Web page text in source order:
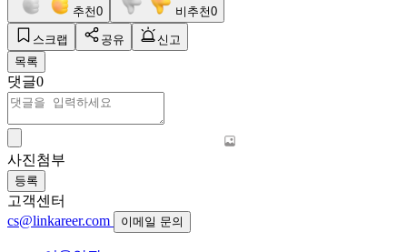
추천0 비추천0
스크랩 공유
신고
목록
댓글0
사진첨부
등록
고객센터
cs@linkareer.com
이메일 문의